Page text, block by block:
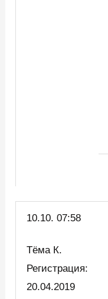
10.10. 07:58
Тёма К.
Регистрация:
20.04.2019